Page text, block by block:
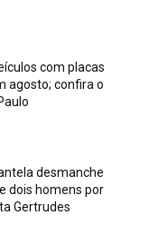
com placas
agosto; confira o
desmanche
dois homens por
Gertrudes